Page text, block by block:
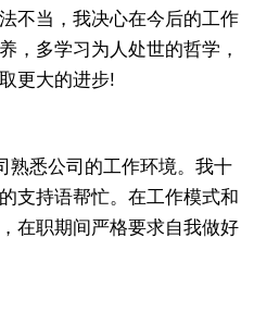
不当，我决心在今后的工作
，多学习为人处世的哲学，
更大的进步!
悉公司的工作环境。我十
支持语帮忙。在工作模式和
在职期间严格要求自我做好